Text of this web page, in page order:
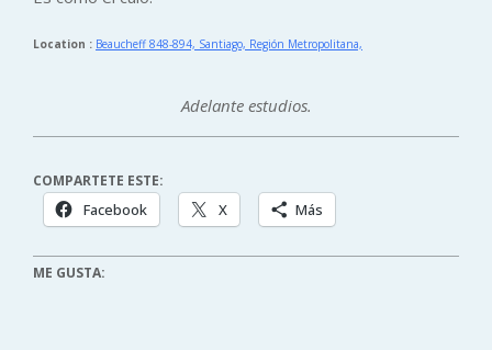
Location : Beaucheff 848-894, Santiago, Región Metropolitana,
Adelante estudios.
COMPARTETE ESTE:
Facebook X Más
ME GUSTA: